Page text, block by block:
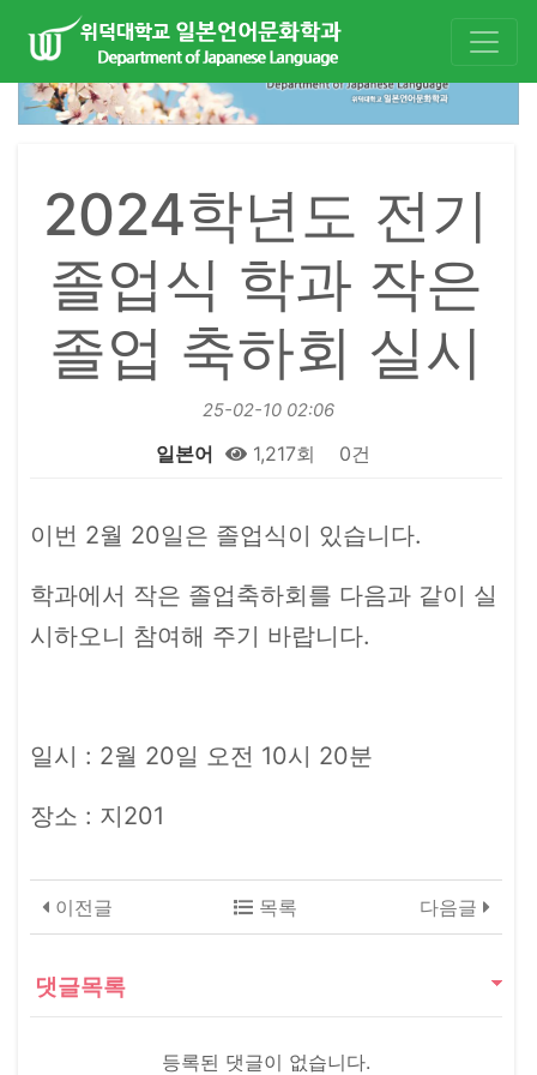
2024학년도 전기
졸업식 학과 작은
졸업 축하회 실시
25-02-10 02:06
일본어 1,217회 0건
본문
이번 2월 20일은 졸업식이 있습니다.
학과에서 작은 졸업축하회를 다음과 같이 실
시하오니 참여해 주기 바랍니다.
일시 : 2월 20일 오전 10시 20분
장소 : 지201
이전글 다음글
목록
댓글목록
등록된 댓글이 없습니다.